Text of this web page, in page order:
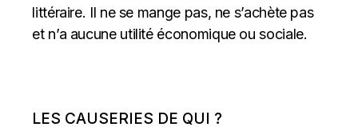
littéraire. Il ne se mange pas, ne s’achète pas
et n’a aucune utilité économique ou sociale.
LES CAUSERIES DE QUI ?